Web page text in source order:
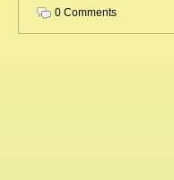
0 Comments